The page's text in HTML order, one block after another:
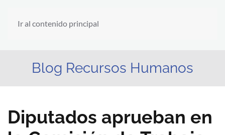
Ir al contenido principal
Blog Recursos Humanos
Diputados aprueban en